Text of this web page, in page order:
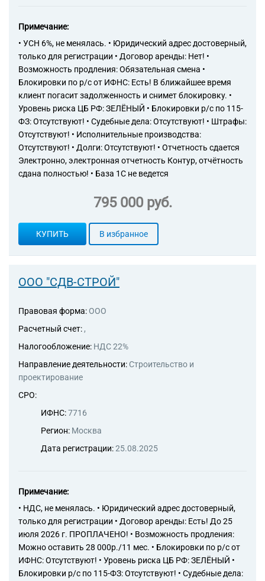
Примечание:
• УСН 6%, не менялась. • Юридический адрес достоверный,
только для регистрации • Договор аренды: Нет! •
Возможность продления: Обязательная смена •
Блокировки по р/с от ИФНС: Есть! В ближайшее время
клиент погасит задолженность и снимет блокировку. •
Уровень риска ЦБ РФ: ЗЕЛЁНЫЙ • Блокировки р/с по 115-
ФЗ: Отсутствуют! • Судебные дела: Отсутствуют! • Штрафы:
Отсутствуют! • Исполнительные производства:
Отсутствуют! • Долги: Отсутствуют! • Отчетность сдается
Электронно, электронная отчетность Контур, отчётность
сдана полностью! • База 1С не ведется
795 000 руб.
КУПИТЬ В избранное
ООО "СДВ-СТРОЙ"
Правовая форма: ООО
Расчетный счет: ,
Налогообложение: НДС 22%
Направление деятельности: Строительство и
проектирование
СРО:
ИФНС:7716
Регион: Москва
Дата регистрации:25.08.2025
Примечание:
• НДС, не менялась. • Юридический адрес достоверный,
только для регистрации • Договор аренды: Есть! До 25
июля 2026 г. ПРОПЛАЧЕНО! • Возможность продления:
Можно оставить 28 000р./11 мес. • Блокировки по р/с от
ИФНС: Отсутствуют! • Уровень риска ЦБ РФ: ЗЕЛЁНЫЙ •
Блокировки р/с по 115-ФЗ: Отсутствуют! • Судебные дела: